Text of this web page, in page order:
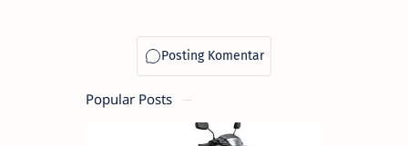
Popular Posts